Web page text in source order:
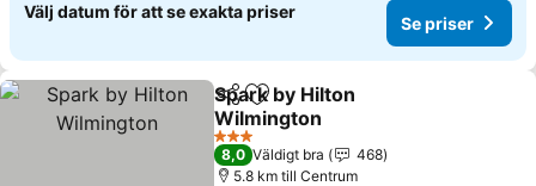
Välj datum för att se exakta priser
Se priser
Dela Lägg till i Mina Favoriter
Spark by Hilton
Wilmington
Se priser
3 Stjärnor
8,0 Väldigt bra
468
5.8 km till Centrum